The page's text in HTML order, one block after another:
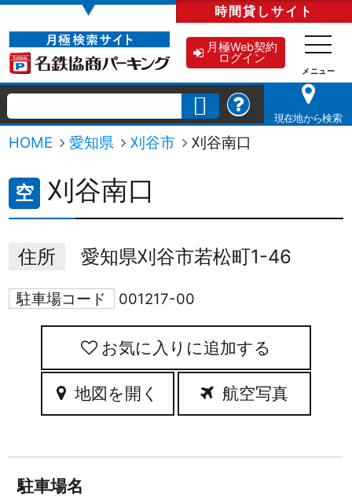
▼ 時間貸しサイト
月極Web契約
ログイン
現在地から検索
HOME 愛知県 刈谷市 刈谷南口
空 刈谷南口
住所 愛知県刈谷市若松町1-46
駐車場コード 001217-00
お気に入りに追加
地図を開く 航空写真
駐車場名